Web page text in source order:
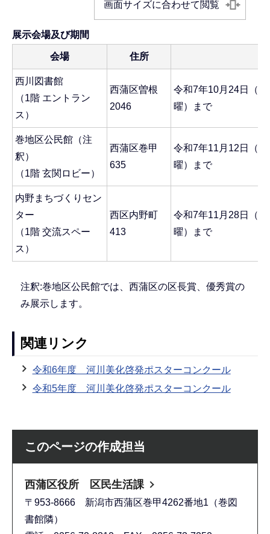
画面サイズに合わせて閲覧
展示会場及び期間
会場 住所
西川図書館
（1階 エントラン
ス）
西蒲区曽根
2046
令和7年10月24日（
曜）まで
巻地区公民館（注
釈）
（1階 玄関ロビー）
西蒲区巻甲
635
令和7年11月12日（
曜）まで
内野まちづくりセン
ター
（1階 交流スペー
ス）
西区内野町
413
令和7年11月28日（
曜）まで
注釈:巻地区公民館では、西蒲区の区長賞、優秀賞の
み展示します。
関連リンク
令和6年度 河川美化啓発ポスターコンクール
令和5年度 河川美化啓発ポスターコンクール
このページの作成担当
西蒲区役所 区民生活課
〒953-8666 新潟市西蒲区巻甲4262番地1（巻図
書館隣）